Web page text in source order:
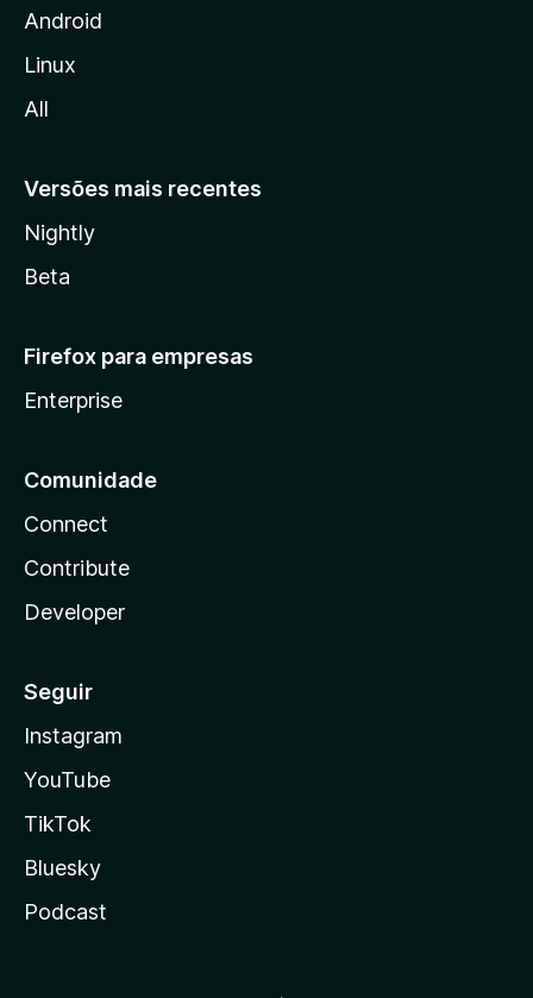
i
a
Android
Linux
All
Versões mais recentes
Nightly
Beta
Firefox para empresas
Enterprise
Comunidade
Connect
Contribute
Developer
Seguir
Instagram
YouTube
TikTok
Bluesky
Podcast